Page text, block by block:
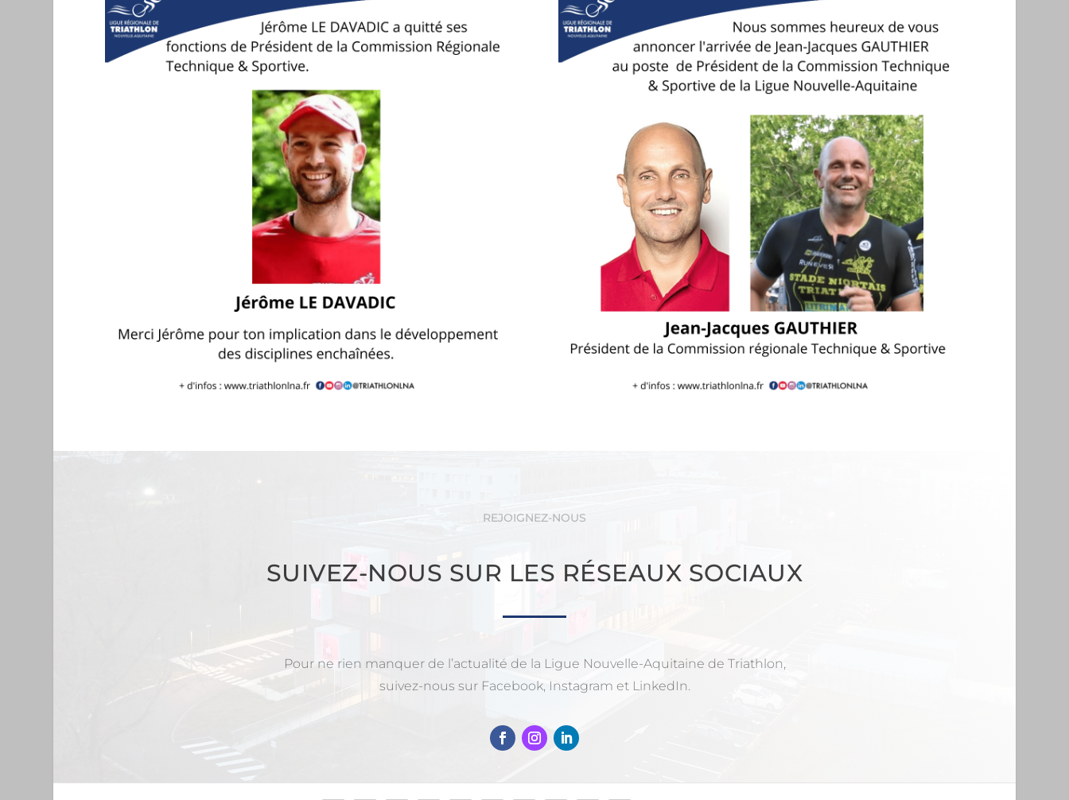
REJOIGNEZ-NOUS
SUIVEZ-NOUS SUR LES RÉSEAUX SOCIAUX
Pour ne rien manquer de l’actualité de la Ligue Nouvelle-Aquitaine de Triathlon,
suivez-nous sur Facebook, Instagram et LinkedIn.